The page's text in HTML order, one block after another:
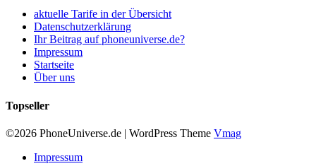
aktuelle Tarife in der Übersicht
Datenschutzerklärung
Ihr Beitrag auf phoneuniverse.de?
Impressum
Startseite
Über uns
Topseller
©2026 PhoneUniverse.de | WordPress Theme Vmag
Impressum